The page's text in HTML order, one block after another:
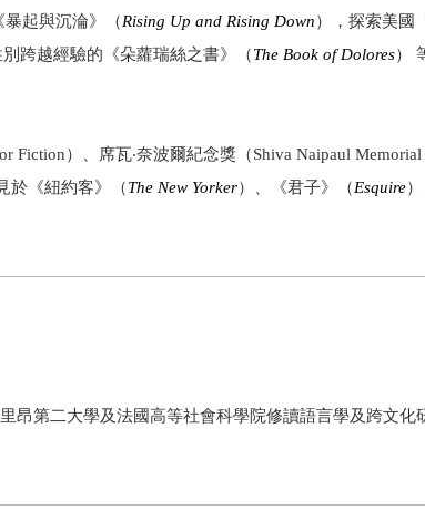
起與沉淪》（Rising Up and Rising Down），探索美國
跨越經驗的《朵蘿瑞絲之書》（The Book of Dolores）
）、席瓦‧奈波爾紀念獎（Shiva Naipaul Memorial
於《紐約客》（The New Yorker）、《君子》（Esquire）
昂第二大學及法國高等社會科學院修讀語言學及跨文化